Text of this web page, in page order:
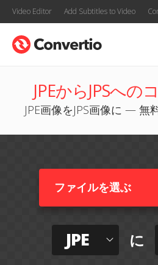
Video Editor Add Subtitles to Video
JPEからJPSへの
JPE画像をJPS画像に — 無
ファイルを選ぶ
JPE に